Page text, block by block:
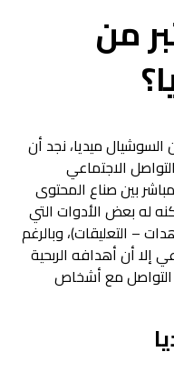
من
ميديا، نجد أن
الاجتماعي
بين صناع المحتوى
له بعض الأدوات التي
– التعليقات)، وبالرغم
إلا أن أهدافه الربحية
مع أشخاص